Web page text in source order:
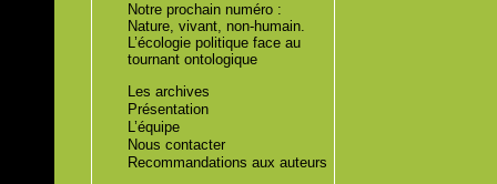
Notre prochain numéro :
Nature, vivant, non-humain.
L’écologie politique face au
tournant ontologique
Les archives
Présentation
L’équipe
Nous contacter
Recommandations aux auteurs